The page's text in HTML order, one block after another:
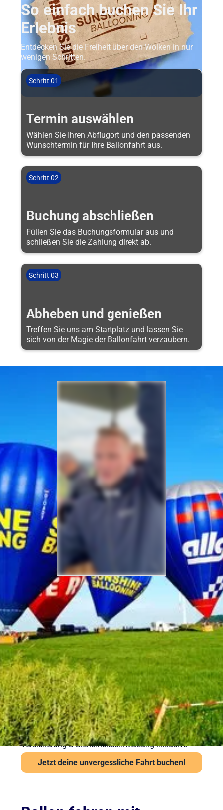
So einfach buchen Sie Ihr
Erlebnis
Entdecken Sie die Freiheit über den Wolken in nur
wenigen Schritten.
Schritt 01
Termin auswählen
Wählen Sie Ihren Abflugort und den passenden
Wunschtermin für Ihre Ballonfahrt aus.
Schritt 02
Buchung abschließen
Füllen Sie das Buchungsformular aus und
schließen Sie die Zahlung direkt ab.
Schritt 03
Abheben und genießen
Treffen Sie uns am Startplatz und lassen Sie
sich von der Magie der Ballonfahrt verzaubern.
Sicherheit bei Ihrer
Ballonfahrt – Gut
vorbereitet in die Luft
Sicherheit steht bei Sunshine Ballooning an erster
Stelle. Jede Ballonfahrt findet nur bei stabiler
Wetterlage statt. Unsere Piloten prüfen Wind und
Sicht vor jedem Start über das Flugwetteramt.
Wichtige Hinweise:
Ab 6 Jahren und mindestens 120 cm Körpergröße
Kein besonderes Schuhwerk erforderlich, aber
festes empfohlen
Auch bei leichter Höhenangst problemlos möglich
Versicherung & Sicherheitseinweisung inklusive
Jetzt deine unvergessliche Fahrt buchen!